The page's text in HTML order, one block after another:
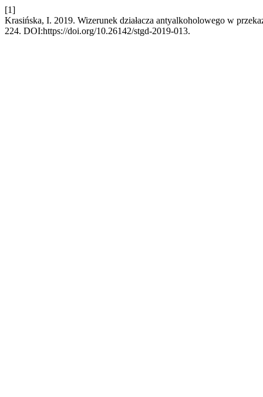
[1]
Krasińska, I. 2019. Wizerunek działacza antyalkoholowego w
224. DOI:https://doi.org/10.26142/stgd-2019-013.